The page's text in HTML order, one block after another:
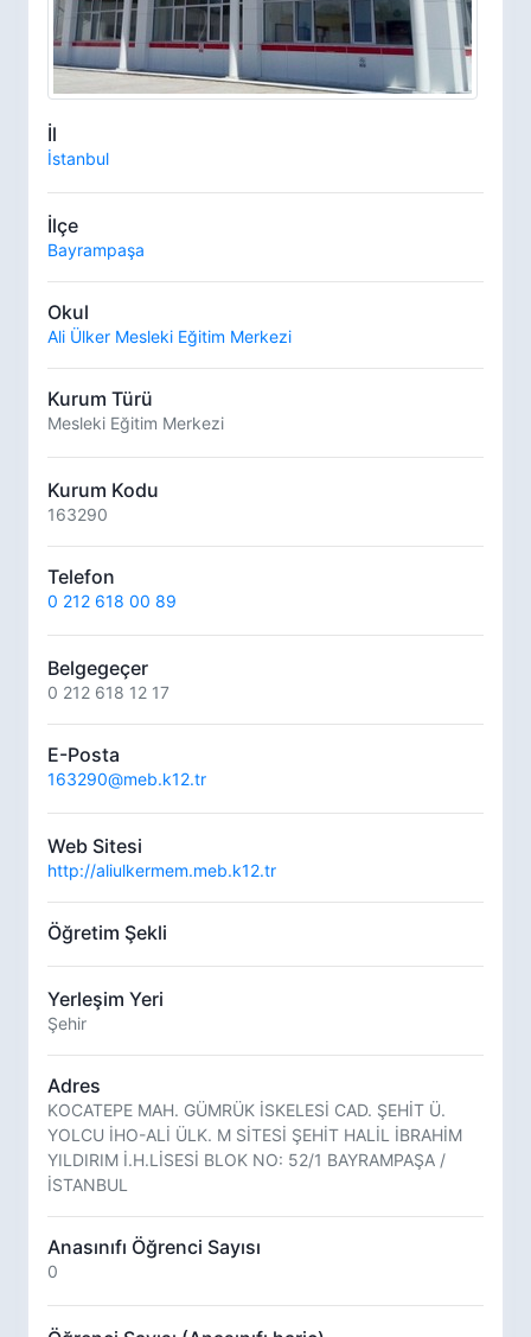
İl
İstanbul
İlçe
Bayrampaşa
Okul
Ali Ülker Mesleki Eğitim Merkezi
Kurum Türü
Mesleki Eğitim Merkezi
Kurum Kodu
163290
Telefon
0 212 618 00 89
Belgegeçer
0 212 618 12 17
E-Posta
163290@meb.k12.tr
Web Sitesi
http://aliulkermem.meb.k12.tr
Öğretim Şekli
Yerleşim Yeri
Şehir
Adres
KOCATEPE MAH. GÜMRÜK İSKELESİ CAD. ŞEHİT Ü.
YOLCU İHO-ALİ ÜLK. M SİTESİ ŞEHİT HALİL İBRAHİM
YILDIRIM İ.H.LİSESİ BLOK NO: 52/1 BAYRAMPAŞA /
İSTANBUL
Anasınıfı Öğrenci Sayısı
0